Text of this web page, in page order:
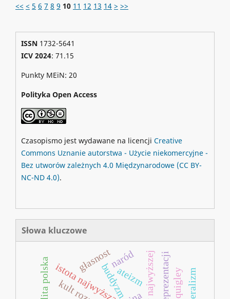
<< < 5 6 7 8 9 10 11 12 13 14 > >>
ISSN1732-5641
ICV 2024: 71.15
Punkty MEiN: 20
Polityka Open Access
Czasopismo jest wydawane na licencji Creative
Commons Uznanie autorstwa - Użycie niekomercyjne -
Bez utworów zależnych 4.0 Międzynarodowe (CC BY-
NC-ND 4.0).
Słowa kluczowe
istota najwyższa
buddyzm
głasnost
ateizm
naród